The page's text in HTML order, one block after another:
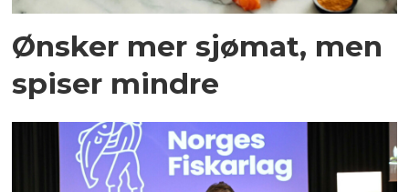
Ønsker mer sjømat, men
spiser mindre